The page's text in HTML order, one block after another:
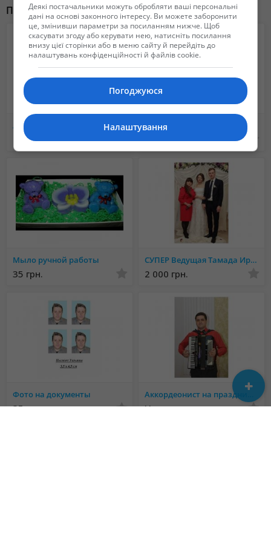
Похожие объявления
Аниматоры, организация праздников Винница и Винницкая область
400 грн.
Цыганский ансамбль
Не указана
Мыло ручной работы
35 грн.
СУПЕР Ведущая Тамада Ирина Добровольская! Диджей, своя аппаратура! Винницкая область, Винница
2 000 грн.
Фото на документы
35 грн. Не указана
Деякі постачальники можуть обробляти ваші персональні
дані на основі законного інтересу. Ви можете заборонити
це, змінивши параметри за посиланням нижче. Щоб
скасувати згоду або керувати нею, натисніть посилання
внизу цієї сторінки або в меню сайту й перейдіть до
налаштувань конфіденційності й файлів cookie.
Погоджуюся
Налаштування